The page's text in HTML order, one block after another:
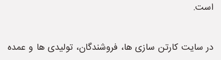
است.
در سایت کارتن سازی ها، فروشندگان، تولیدی ها و عمده